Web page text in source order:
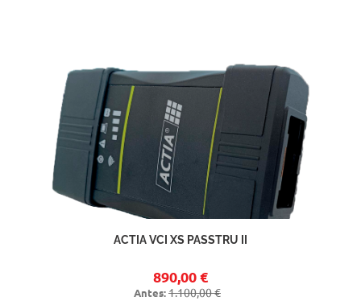
ACTIA VCI XS PASSTRU II
890,00 €
Antes:1.100,00 €